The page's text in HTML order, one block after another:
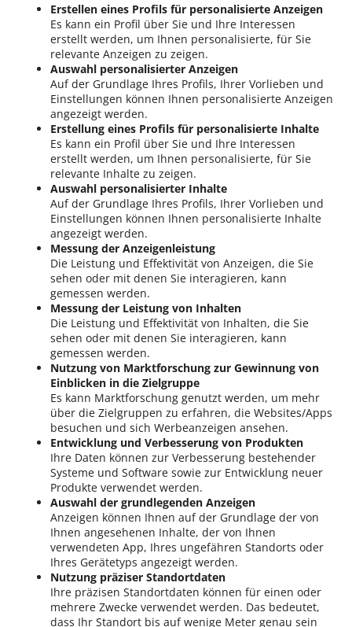
Erstellen eines Profils für personalisierte Anzeigen
Es kann ein Profil über Sie und Ihre Interessen
erstellt werden, um Ihnen personalisierte, für Sie
relevante Anzeigen zu zeigen.
Auswahl personalisierter Anzeigen
Auf der Grundlage Ihres Profils, Ihrer Vorlieben und
Einstellungen können Ihnen personalisierte Anzeigen
angezeigt werden.
Erstellung eines Profils für personalisierte Inhalte
Es kann ein Profil über Sie und Ihre Interessen
erstellt werden, um Ihnen personalisierte, für Sie
relevante Inhalte zu zeigen.
Auswahl personalisierter Inhalte
Auf der Grundlage Ihres Profils, Ihrer Vorlieben und
Einstellungen können Ihnen personalisierte Inhalte
angezeigt werden.
Messung der Anzeigenleistung
Die Leistung und Effektivität von Anzeigen, die Sie
sehen oder mit denen Sie interagieren, kann
gemessen werden.
Messung der Leistung von Inhalten
Die Leistung und Effektivität von Inhalten, die Sie
sehen oder mit denen Sie interagieren, kann
gemessen werden.
Nutzung von Marktforschung zur Gewinnung von
Einblicken in die Zielgruppe
Es kann Marktforschung genutzt werden, um mehr
über die Zielgruppen zu erfahren, die Websites/Apps
besuchen und sich Werbeanzeigen ansehen.
Entwicklung und Verbesserung von Produkten
Ihre Daten können zur Verbesserung bestehender
Systeme und Software sowie zur Entwicklung neuer
Produkte verwendet werden.
Auswahl der grundlegenden Anzeigen
Anzeigen können Ihnen auf der Grundlage der von
Ihnen angesehenen Inhalte, der von Ihnen
verwendeten App, Ihres ungefähren Standorts oder
Ihres Gerätetyps angezeigt werden.
Nutzung präziser Standortdaten
Ihre präzisen Standortdaten können für einen oder
mehrere Zwecke verwendet werden. Das bedeutet,
dass Ihr Standort bis auf wenige Meter genau sein